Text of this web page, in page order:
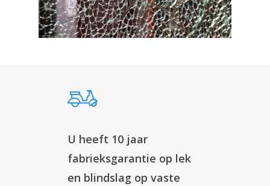
U heeft 10 jaar
fabrieksgarantie op lek
en blindslag op vaste